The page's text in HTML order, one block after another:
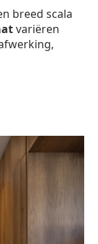
breed scala
variëren